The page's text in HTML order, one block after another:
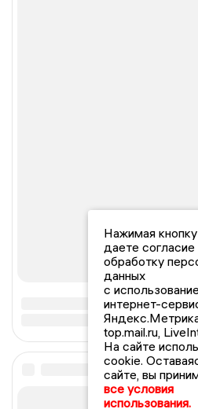
Нажимая
даете согласие
обработку
данных
с
интернет-
top.mail.ru,
На сайте
cookie.
сайте, вы
все условия
использования.